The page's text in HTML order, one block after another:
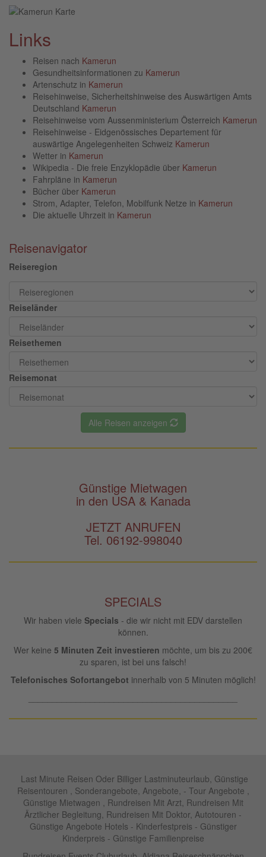
Links
Reisen nach Kamerun
Gesundheitsinformationen zu Kamerun
Artenschutz in Kamerun
Reisehinweise, Sicherheitshinweise des Auswärtigen Amts
Deutschland Kamerun
Reisehinweise vom Aussenministerium Österreich Kamerun
Reisehinweise - Eidgenössisches Departement für
auswärtige Angelegenheiten Schweiz Kamerun
Wetter in Kamerun
Wikipedia - Die freie Enzyklopädie über Kamerun
Fahrpläne in Kamerun
Bücher über Kamerun
Strom, Adapter, Telefon, Mobilfunk Netze in Kamerun
Die aktuelle Uhrzeit in Kamerun
Reisenavigator
Reiseregion
Reiseländer
Reisethemen
Reisemonat
Alle Reisen anzeigen
Günstige Mietwagen
in den USA & Kanada
JETZT ANRUFEN
Tel. 06192-998040
SPECIALS
Wir haben viele Specials - die wir nicht mit EDV darstellen
können.
Wer keine 5 Minuten Zeit investieren möchte, um bis zu 200€
zu sparen, ist bei uns falsch!
Telefonisches Sofortangebot innerhalb von 5 Minuten möglich!
Last Minute Reisen Oder Billiger Lastminuteurlaub, Günstige
Reisentouren , Sonderangebote, Angebote, - Tour Angebote ,
Günstige Mietwagen , Rundreisen Mit Arzt, Rundreisen Mit
Ärztlicher Begleitung, Rundreisen Mit Doktor, Autotouren -
Günstige Angebote Hotels - Kinderfestpreis - Günstiger
Kinderpreis - Günstige Familienpreise